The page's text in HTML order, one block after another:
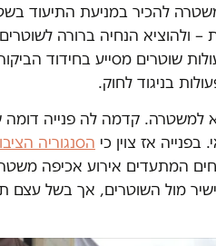
להכיר במניעת התיעוד
הנחיה ברורה לשוטרים
שוטרים מסייע בחידוד
בניגוד לחוק.
למשטרה. קדמה לה פנייה דומה
אז צוין כי הסנגוריה
המתעדים אירוע אכיפה
מול השוטרים, אך בשל עצם